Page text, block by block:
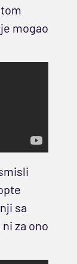
mogao
sa
ni za ono